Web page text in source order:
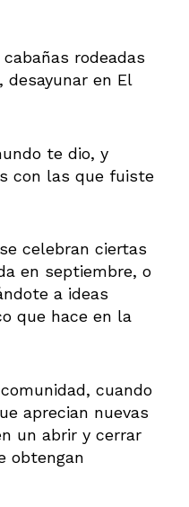
rodeadas
en El
te dio, y
con las que fuiste
celebran ciertas
en septiembre, o
a ideas
que hace en la
cuando
aprecian nuevas
un abrir y cerrar
obtengan